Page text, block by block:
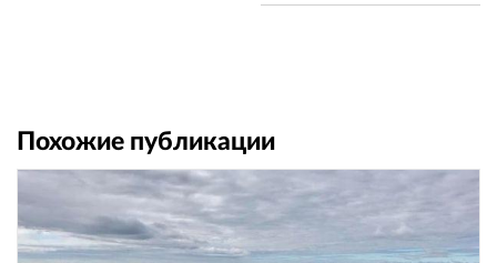
Похожие публикации